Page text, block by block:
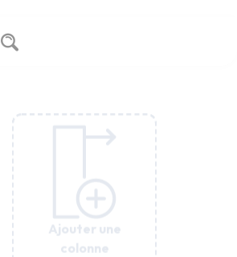
Ajouter une
colonne
Ajouter une
colonne
Ajouter une
colonne
Ajouter une
colonne
Ajouter une
colonne